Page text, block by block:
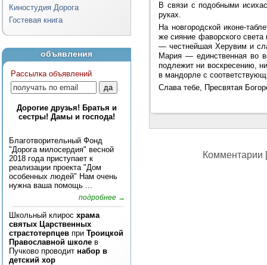
Киностудия Дорога
Гостевая книга
объявления
Рассылка объявлений
Дорогие друзья! Братья и
сестры! Дамы и господа!
Благотворительный Фонд
"Дорога милосердия" весной
2018 года приступает к
реализации проекта "Дом
особенных людей" Нам очень
нужна ваша помощь ...
подробнее →
Школьный клирос храма
святых Царственных
страстотерпцев при Троицкой
Православной школе в
Пучково проводит набор в
детский хор
В связи с подобными
руках.
На новгородской иконе-
же сияние фаворского
— честнейшая Херувим и
Мария — единственная во
подлежит ни воскресению,
в мандорле с
Слава тебе, Пресвятая
Комментарии